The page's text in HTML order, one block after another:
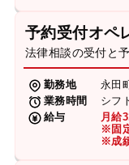
予約受付オペ
法律相談の受付と
勤務地
永田
業務時間
シフ
給与
月給
※固
※成